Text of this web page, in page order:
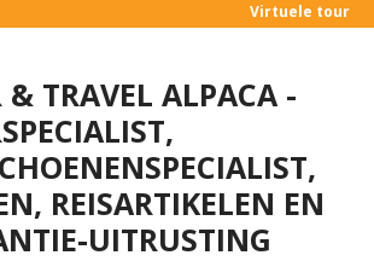
Virtuele tour
& TRAVEL ALPACA -
REISARTIKELEN EN
UITRUSTING